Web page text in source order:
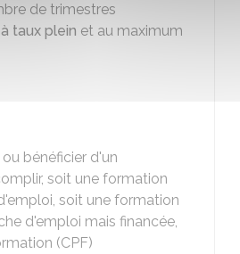
de trimestres
taux plein et au maximum
bénéficier d'un
soit une formation
soit une formation
d'emploi mais financée,
(CPF)